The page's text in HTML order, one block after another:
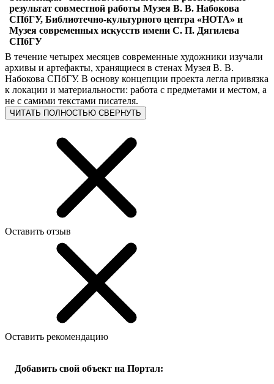
результат совместной работы Музея В. В. Набокова
СПбГУ, Библиотечно-культурного центра «НОТА» и
Музея современных искусств имени С. П. Дягилева
СПбГУ
В течение четырех месяцев современные художники изучали
архивы и артефакты, хранящиеся в стенах Музея В. В.
Набокова СПбГУ. В основу концепции проекта легла привязка
к локации и материальности: работа с предметами и местом, а
не с самими текстами писателя.
ЧИТАТЬ ПОЛНОСТЬЮ СВЕРНУТЬ
Оставить отзыв
Оставить рекомендацию
Добавить свой объект на Портал: